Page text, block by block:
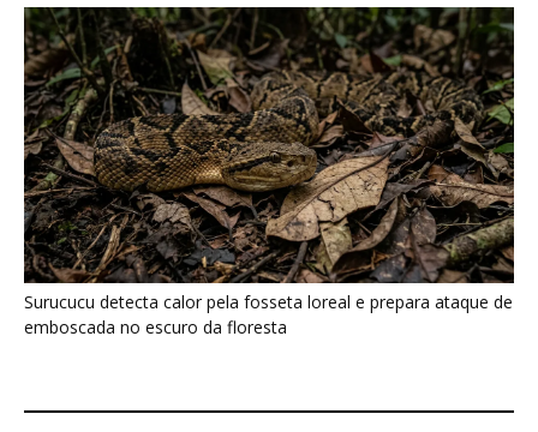
Últimas noticias
Tovaca-de-baturité: nova ave do Ceará mais
anda que voa
7 de agosto de 2026
Biguá mantém penas pouco impermeáveis
para mergulhar e seca as asas...
7 de agosto de 2026